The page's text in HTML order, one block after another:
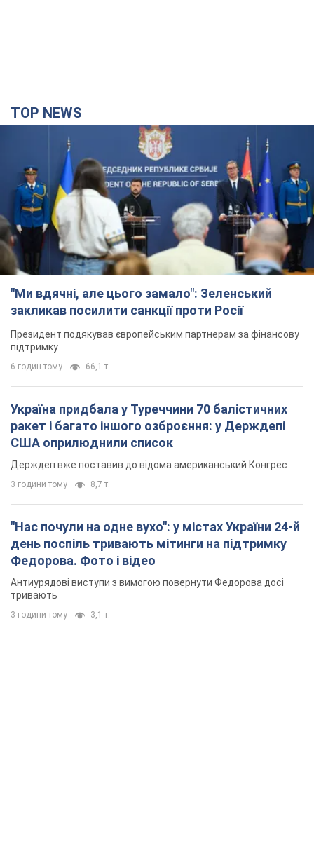
TOP NEWS
"Ми вдячні, але цього замало": Зеленський
закликав посилити санкції проти Росії
Президент подякував європейським партнерам за фінансову
підтримку
6 годин тому 66,1 т.
Україна придбала у Туреччини 70 балістичних
ракет і багато іншого озброєння: у Держдепі
США оприлюднили список
Держдеп вже поставив до відома американський Конгрес
3 години тому 8,7 т.
"Нас почули на одне вухо": у містах України 24-й
день поспіль тривають мітинги на підтримку
Федорова. Фото і відео
Антиурядові виступи з вимогою повернути Федорова досі
тривають
3 години тому 3,1 т.